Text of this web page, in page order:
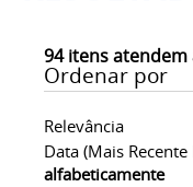
94itens atendem
Ordenar por
Relevância
Data (mais
alfabeticamente